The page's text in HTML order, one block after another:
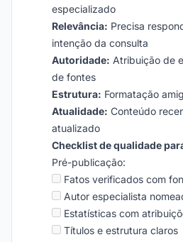
especializado
Relevância: Precisa
intenção da consulta
Autoridade: Atribuição de
de fontes
Estrutura: Formatação
Atualidade: Conteúdo
atualizado
Checklist de qualidade
Pré-publicação:
Fatos verificados com
Autor especialista
Estatísticas com
Títulos e estrutura claros